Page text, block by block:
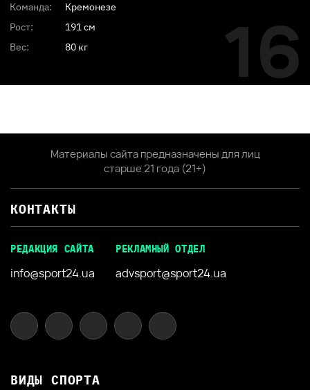
Команда:
Кремонезе
Рост:
191 см
Вес:
80 кг 16
Материалы сайта предназначены для лиц
старше 21 года (21+)
КОНТАКТЫ
РЕДАКЦИЯ САЙТА
info@sport24.ua
РЕКЛАМНЫЙ ОТДЕЛ
advsport@sport24.ua
ВИДЫ СПОРТА